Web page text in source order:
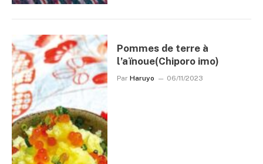
Pommes de terre à
l’aïnoue(Chiporo imo)
Par Haruyo 06/11/2023